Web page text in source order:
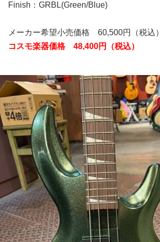
Finish：GRBL(Green/Blue)
メーカー希望小売価格 60,500円（税込）
コスモ楽器価格 48,400円（税込）